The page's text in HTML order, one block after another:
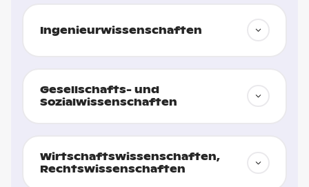
Ingenieur­wissenschaften
Gesellschafts- und
Sozialwissenschaften
Wirtschafts­wissenschaften,
Rechts­wissenschaften